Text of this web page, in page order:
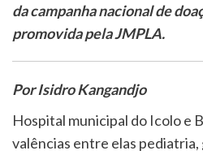
da campanha nacional de
promovida pela JMPLA.
Por Isidro Kangandjo
Hospital municipal do Icolo e
valências entre elas